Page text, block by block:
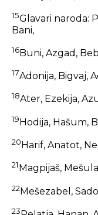
15Glavari naroda:
Bani,
16Buni, Azgad,
17Adonija, Bigvaj,
18Ater, Ezekija,
19Hodija, Hašum,
20 Harif, Anatot,
21 Magpijaš,
22Mešezabel,
23